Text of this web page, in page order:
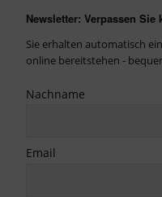
Newsletter: Verpassen
Sie erhalten automatisch
online bereitstehen -
Nachname
Email